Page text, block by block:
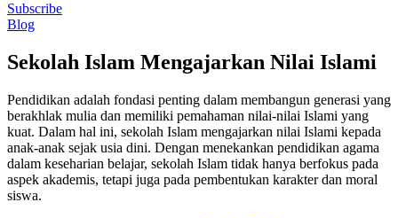
Subscribe
Blog
Sekolah Islam Mengajarkan Nilai Islami
Pendidikan adalah fondasi penting dalam membangun generasi yang
berakhlak mulia dan memiliki pemahaman nilai-nilai Islami yang
kuat. Dalam hal ini, sekolah Islam mengajarkan nilai Islami kepada
anak-anak sejak usia dini. Dengan menekankan pendidikan agama
dalam keseharian belajar, sekolah Islam tidak hanya berfokus pada
aspek akademis, tetapi juga pada pembentukan karakter dan moral
siswa.